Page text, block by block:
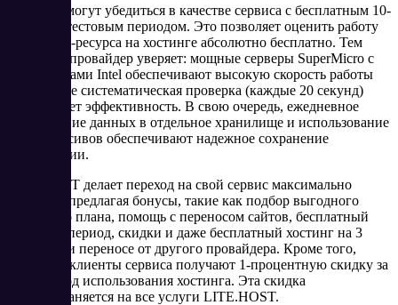
Клиенты могут убедиться в качестве сервиса с бесплатным 10-
дневным тестовым периодом. Это позволяет оценить работу
своего веб-ресурса на хостинге абсолютно бесплатно. Тем
временем провайдер уверяет: мощные серверы SuperMicro с
процессорами Intel обеспечивают высокую скорость работы
сайтов, а ее систематическая проверка (каждые 20 секунд)
гарантирует эффективность. В свою очередь, ежедневное
копирование данных в отдельное хранилище и использование
RAID массивов обеспечивают надежное сохранение
информации.
LITE.HOST делает переход на свой сервис максимально
удобным, предлагая бонусы, такие как подбор выгодного
тарифного плана, помощь с переносом сайтов, бесплатный
тестовый период, скидки и даже бесплатный хостинг на 3
месяца при переносе от другого провайдера. Кроме того,
активные клиенты сервиса получают 1-процентную скидку за
каждый год использования хостинга. Эта скидка
распространяется на все услуги LITE.HOST.